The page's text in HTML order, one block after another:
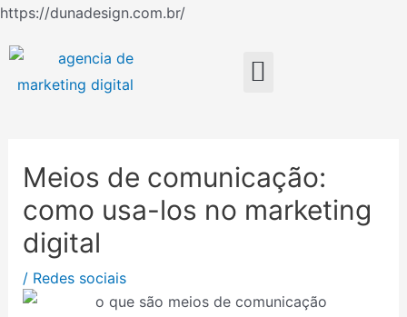
https://dunadesign.com.br/Ir
Menu
Meios de comunicação:
como usa-los no marketing
digital
/ Redes sociais
de
Post